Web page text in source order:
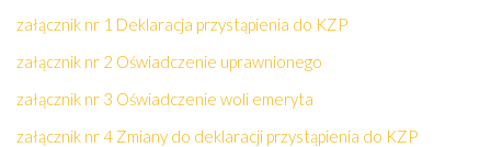
załącznik nr 1 Deklaracja przystąpienia do KZP
załącznik nr 2 Oświadczenie uprawnionego
załącznik nr 3 Oświadczenie woli emeryta
załącznik nr 4 Zmiany do deklaracji przystąpienia do KZP